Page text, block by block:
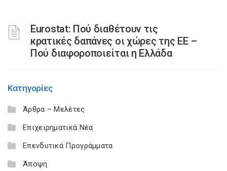
Eurostat: Πού διαθέτουν τις
κρατικές δαπάνες οι χώρες της ΕΕ –
Πού διαφοροποιείται η Ελλάδα
Κατηγορίες
Άρθρα – Μελέτες
Επιχειρηματικά Νέα
Επενδυτικά Προγράμματα
Άποψη